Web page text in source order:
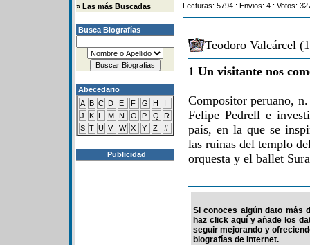
» Las más Buscadas
Busca Biografías
Abecedario
A B C D E F G H
I
J
K L M N O P Q
R
S T U V W X Y Z #
Publicidad
Lecturas: 5794 : Envios: 4 : Votos:
Teodoro Valcárcel
1 Un visitante nos
Compositor peruano,
Felipe Pedrell e
país, en la que se
las ruinas del templo
orquesta y el ballet
Si conoces algún dato más
haz click aquí y añade los
seguir mejorando y
biografías de Internet.